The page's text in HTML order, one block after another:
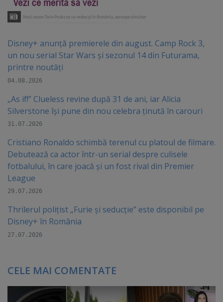
Disney+ anunță premierele din august. Camp Rock 3,
un nou serial Star Wars și sezonul 14 din Futurama,
printre noutăți
04.08.2026
„As if!” Clueless revine după 31 de ani, iar Alicia
Silverstone își pune din nou celebra ținută în carouri
31.07.2026
Cristiano Ronaldo schimbă terenul cu platoul de filmare.
Debutează ca actor într-un serial despre culisele
fotbalului, în care joacă şi un fost rival din Premier
League
29.07.2026
Thrilerul polițist „Furie și seducție” este disponibil pe
Disney+ în România
27.07.2026
CELE MAI COMENTATE